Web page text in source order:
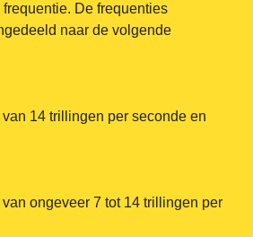
De frequenties
naar de volgende
14 trillingen per seconde en
ongeveer 7 tot 14 trillingen per